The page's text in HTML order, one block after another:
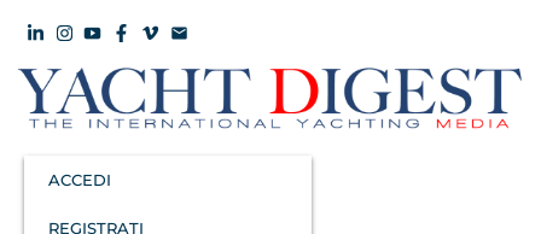
ACCEDI
REGISTRATI